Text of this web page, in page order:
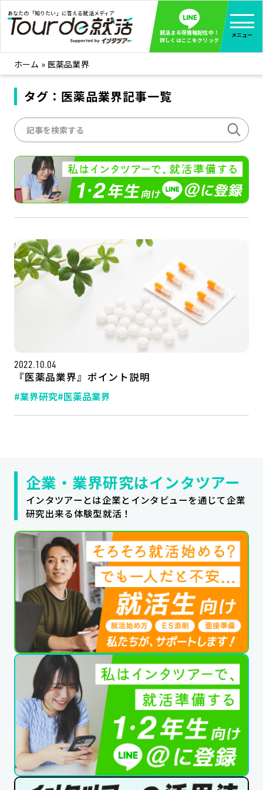
あなたの「知りたい」に答える就活メディア
就活まる得情報配信中！
詳しくはここをクリック
メニュー
就活ノウハウ 全て見る
企業まる見え！特捜部
みんなが知らない企業の裏側を徹底調査！
インタツアー活動レポ 全て見る
インタツアーを使ってどうだった？OBOG成功談
社会人インタビュー 全て見る
社会人になった今、就活を振り返ってみた
学生就活ブログ 全て見る
企業・業界研究はインタツアー
サイトマップ
公式SNSはこちら
ホーム » 医薬品業界
タグ：医薬品業界記事一覧
2022.10.04
『医薬品業界』ポイント説明
#業界研究#医薬品業界
企業・業界研究はインタツアー
インタツアーとは企業とインタビューを通じて企業
研究出来る体験型就活！